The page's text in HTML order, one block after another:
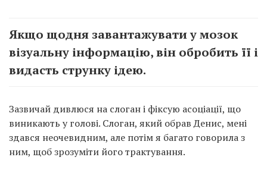
Якщо щодня завантажувати у мозок
візуальну інформацію, він обробить її і
видасть струнку ідею.
Зазвичай дивлюся на слоган і фіксую асоціації, що
виникають у голові. Слоган, який обрав Денис, мені
здався неочевидним, але потім я багато говорила з
ним, щоб зрозуміти його трактування.